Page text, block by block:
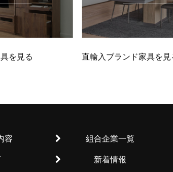
を見る 直輸入ブランド家具を見
容 組合企業一覧
新着情報